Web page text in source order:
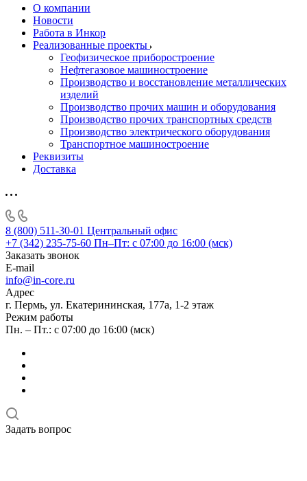
О компании
Новости
Работа в Инкор
Реализованные проекты
Геофизическое приборостроение
Нефтегазовое машиностроение
Производство и восстановление металлических
изделий
Производство прочих машин и оборудования
Производство прочих транспортных средств
Производство электрического оборудования
Транспортное машиностроение
Реквизиты
Доставка
8 (800) 511-30-01 Центральный офис
+7 (342) 235-75-60 Пн–Пт: с 07:00 до 16:00 (мск)
Заказать звонок
E-mail
info@in-core.ru
Адрес
г. Пермь, ул. ​Екатерининская, 177а, ​1-2 этаж
Режим работы
Пн. – Пт.: с 07:00 до 16:00 (мск)
Задать вопрос